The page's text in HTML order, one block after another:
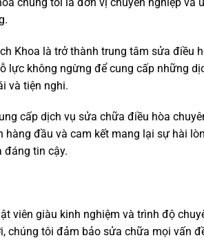
Khoa là trở thành trung tâm sửa điều
lực không ngừng để cung cấp những
và tiện nghi.
cấp dịch vụ sửa chữa điều hòa
đầu và cam kết mang lại sự hài
đáng tin cậy.
viên giàu kinh nghiệm và trình độ
chúng tôi đảm bảo sửa chữa mọi vấn